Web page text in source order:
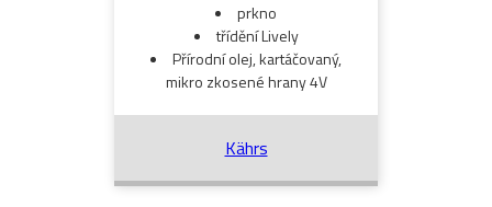
prkno
třídění Lively
Přírodní olej, kartáčovaný,
mikro zkosené hrany 4V
Kährs